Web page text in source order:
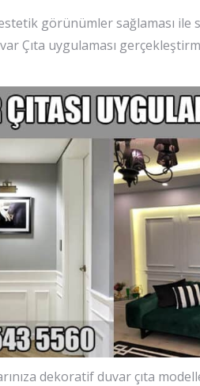
görünümler sağlaması
Çıta uygulaması
dekoratif duvar çıta